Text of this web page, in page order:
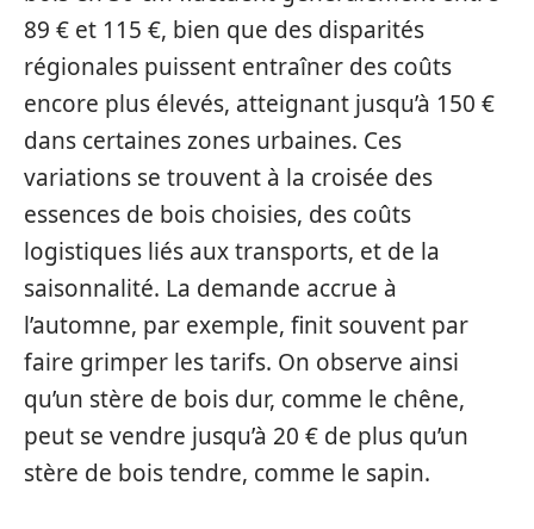
89 € et 115 €, bien que des disparités
régionales puissent entraîner des coûts
encore plus élevés, atteignant jusqu’à 150 €
dans certaines zones urbaines. Ces
variations se trouvent à la croisée des
essences de bois choisies, des coûts
logistiques liés aux transports, et de la
saisonnalité. La demande accrue à
l’automne, par exemple, finit souvent par
faire grimper les tarifs. On observe ainsi
qu’un stère de bois dur, comme le chêne,
peut se vendre jusqu’à 20 € de plus qu’un
stère de bois tendre, comme le sapin.